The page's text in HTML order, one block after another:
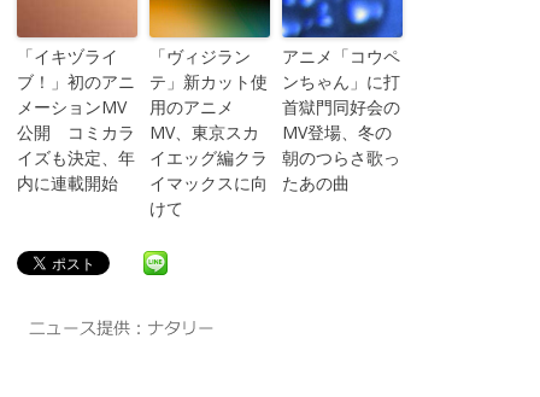
「イキヅライ
ブ！」初のアニ
メーションMV
公開 コミカラ
イズも決定、年
内に連載開始
「ヴィジラン
テ」新カット使
用のアニメ
MV、東京スカ
イエッグ編クラ
イマックスに向
けて
アニメ「コウペ
ンちゃん」に打
首獄門同好会の
MV登場、冬の
朝のつらさ歌っ
たあの曲